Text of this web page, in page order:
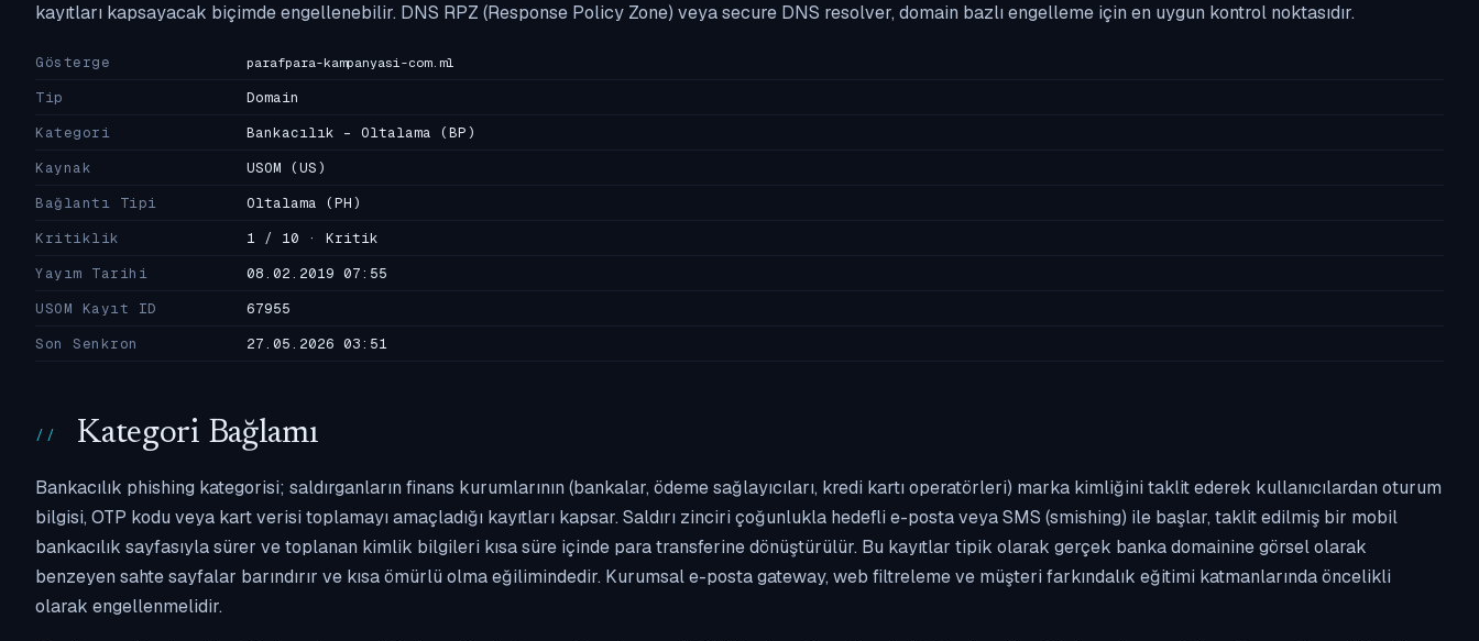
kayıtları kapsayacak biçimde engellenebilir. DNS RPZ (Response Policy Zone) veya secure DNS resolver, domain bazlı engelleme için en uygun kontrol noktasıdır.
Gösterge parafpara-kampanyasi-com.ml
Tip
Domain
Kategori
Bankacılık - Oltalama (BP)
Kaynak
USOM (US)
Bağlantı Tipi
Oltalama (PH)
Kritiklik
1 / 10 · Kritik
Yayım Tarihi
08.02.2019 07:55
USOM Kayıt ID
67955
Son Senkron
27.05.2026 03:51
Kategori Bağlamı
Bankacılık phishing kategorisi; saldırganların finans kurumlarının (bankalar, ödeme sağlayıcıları, kredi kartı operatörleri) marka kimliğini taklit ederek kullanıcılardan oturum
bilgisi, OTP kodu veya kart verisi toplamayı amaçladığı kayıtları kapsar. Saldırı zinciri çoğunlukla hedefli e-posta veya SMS (smishing) ile başlar, taklit edilmiş bir mobil
bankacılık sayfasıyla sürer ve toplanan kimlik bilgileri kısa süre içinde para transferine dönüştürülür. Bu kayıtlar tipik olarak gerçek banka domainine görsel olarak
benzeyen sahte sayfalar barındırır ve kısa ömürlü olma eğilimindedir. Kurumsal e-posta gateway, web filtreleme ve müşteri farkındalık eğitimi katmanlarında öncelikli
olarak engellenmelidir.